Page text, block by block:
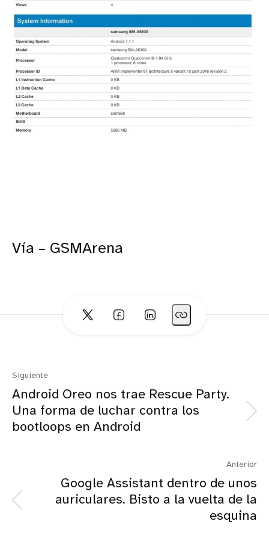
Vía – GSMArena
Siguiente
Android Oreo nos trae Rescue Party.
Una forma de luchar contra los
bootloops en Android
Anterior
Google Assistant dentro de unos
auriculares. Bisto a la vuelta de la
esquina